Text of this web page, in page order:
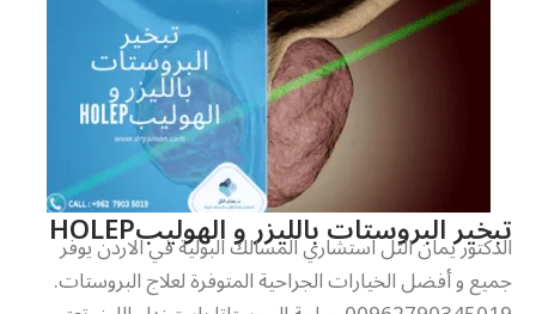
تبخير البروستات بالليزر و الهوليبHOLEP
الدكتور يمان التل استشاري المسالك البولية في الاردن يوفر
جميع و أفضل الخيارات الجراحية المتوفرة لعلاج البروستات.